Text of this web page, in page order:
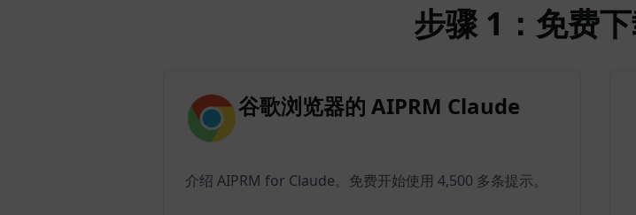
步骤 1：免费
谷歌浏览器的 AIPRM Claude
介绍 AIPRM for Claude。免费开始使用 4,500 多条提示。